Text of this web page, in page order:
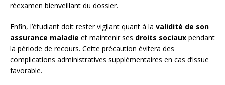
réexamen bienveillant du dossier.
Enfin, l’étudiant doit rester vigilant quant à la validité de son
assurance maladie et maintenir ses droits sociaux pendant
la période de recours. Cette précaution évitera des
complications administratives supplémentaires en cas d’issue
favorable.